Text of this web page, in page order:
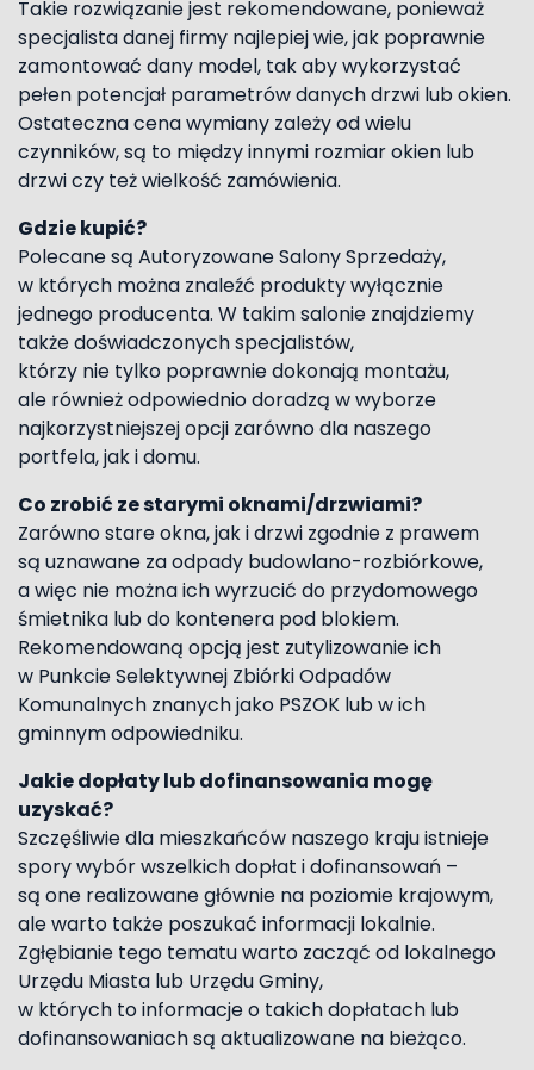
Takie rozwiązanie jest rekomendowane, ponieważ
specjalista danej firmy najlepiej wie, jak poprawnie
zamontować dany model, tak aby wykorzystać
pełen potencjał parametrów danych drzwi lub okien.
Ostateczna cena wymiany zależy od wielu
czynników, są to między innymi rozmiar okien lub
drzwi czy też wielkość zamówienia.
Gdzie kupić?
Polecane są Autoryzowane Salony Sprzedaży,
w których można znaleźć produkty wyłącznie
jednego producenta. W takim salonie znajdziemy
także doświadczonych specjalistów,
którzy nie tylko poprawnie dokonają montażu,
ale również odpowiednio doradzą w wyborze
najkorzystniejszej opcji zarówno dla naszego
portfela, jak i domu.
Co zrobić ze starymi oknami/drzwiami?
Zarówno stare okna, jak i drzwi zgodnie z prawem
są uznawane za odpady budowlano-rozbiórkowe,
a więc nie można ich wyrzucić do przydomowego
śmietnika lub do kontenera pod blokiem.
Rekomendowaną opcją jest zutylizowanie ich
w Punkcie Selektywnej Zbiórki Odpadów
Komunalnych znanych jako PSZOK lub w ich
gminnym odpowiedniku.
Jakie dopłaty lub dofinansowania mogę
uzyskać?
Szczęśliwie dla mieszkańców naszego kraju istnieje
spory wybór wszelkich dopłat i dofinansowań –
są one realizowane głównie na poziomie krajowym,
ale warto także poszukać informacji lokalnie.
Zgłębianie tego tematu warto zacząć od lokalnego
Urzędu Miasta lub Urzędu Gminy,
w których to informacje o takich dopłatach lub
dofinansowaniach są aktualizowane na bieżąco.